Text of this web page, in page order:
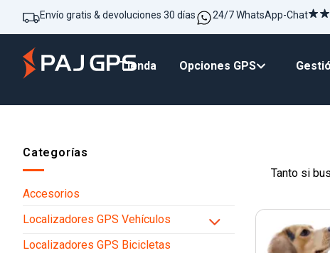
Envío gratis & devoluciones 30 días 24/7 WhatsApp-Chat
Tienda Opciones GPS
Categorías
Accesorios
Localizadores GPS Vehículos
Localizadores GPS Bicicletas
Tanto si